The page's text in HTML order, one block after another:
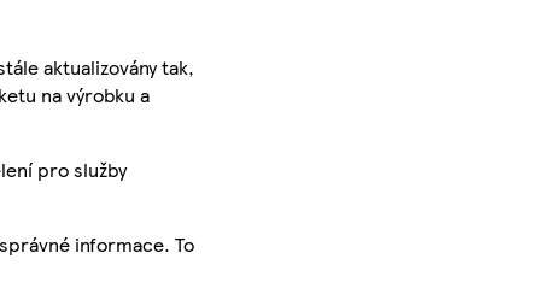
aktualizovány tak,
na výrobku a
pro služby
informace. To